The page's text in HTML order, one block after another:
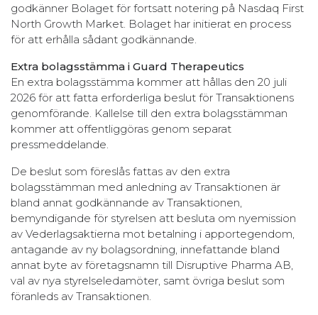
godkänner Bolaget för fortsatt notering på Nasdaq First
North Growth Market. Bolaget har initierat en process
för att erhålla sådant godkännande.
Extra bolagsstämma i Guard Therapeutics
En extra bolagsstämma kommer att hållas den 20 juli
2026 för att fatta erforderliga beslut för Transaktionens
genomförande. Kallelse till den extra bolagsstämman
kommer att offentliggöras genom separat
pressmeddelande.
De beslut som föreslås fattas av den extra
bolagsstämman med anledning av Transaktionen är
bland annat godkännande av Transaktionen,
bemyndigande för styrelsen att besluta om nyemission
av Vederlagsaktierna mot betalning i apportegendom,
antagande av ny bolagsordning, innefattande bland
annat byte av företagsnamn till Disruptive Pharma AB,
val av nya styrelseledamöter, samt övriga beslut som
föranleds av Transaktionen.